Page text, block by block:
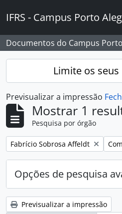
IFRS - Campus Porto
Documentos do Campus
Limite os
Previsualizar a impressão
Mostrar 1
Pesquisa por órgão
Remover filtro:
Fabrício Sobrosa Affeldt
Opções de pesquisa
Previsualizar a impressão